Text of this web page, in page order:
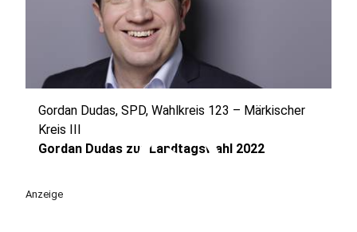
play_circle
Gordan Dudas, SPD, Wahlkreis 123 – Märkischer
Kreis III
Gordan Dudas zur Landtagswahl 2022
Anzeige